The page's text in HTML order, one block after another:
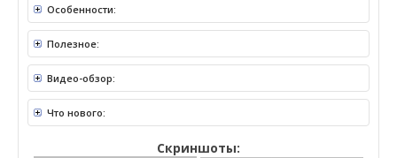
Особенности:
Полезное:
Видео-обзор:
Что нового:
Скриншоты: